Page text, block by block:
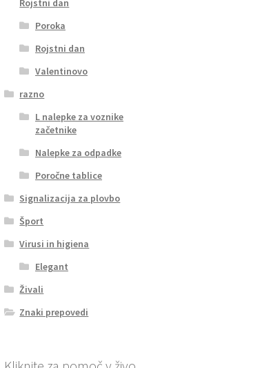
Rojstni dan
Poroka
Rojstni dan
Valentinovo
razno
L nalepke za voznike
začetnike
Nalepke za odpadke
Poročne tablice
Signalizacija za plovbo
Šport
Virusi in higiena
Elegant
Živali
Znaki prepovedi